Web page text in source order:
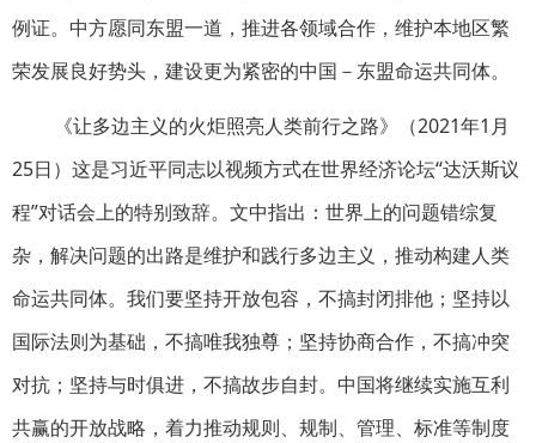
例证。中方愿同东盟一道，推进各领域合作，维护本地区繁
荣发展良好势头，建设更为紧密的中国－东盟命运共同体。
《让多边主义的火炬照亮人类前行之路》（2021年1月
25日）这是习近平同志以视频方式在世界经济论坛“达沃斯议
程”对话会上的特别致辞。文中指出：世界上的问题错综复
杂，解决问题的出路是维护和践行多边主义，推动构建人类
命运共同体。我们要坚持开放包容，不搞封闭排他；坚持以
国际法则为基础，不搞唯我独尊；坚持协商合作，不搞冲突
对抗；坚持与时俱进，不搞故步自封。中国将继续实施互利
共赢的开放战略，着力推动规则、规制、管理、标准等制度